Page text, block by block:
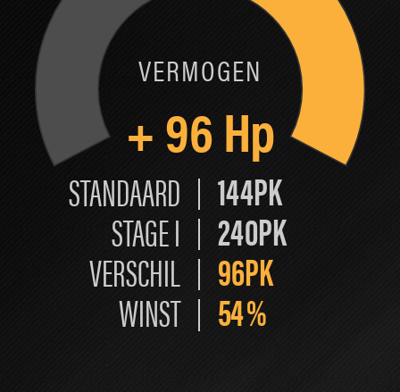
VERMOGEN
+96Hp
STANDAARD 144PK
STAGE I 240PK
VERSCHIL 96PK
WINST 54%